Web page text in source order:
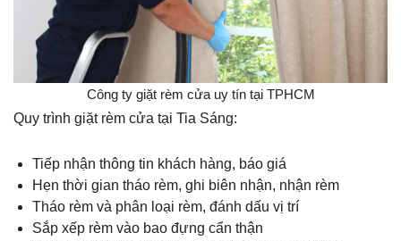
Công ty giặt rèm cửa uy tín tại TPHCM
Quy trình giặt rèm cửa tại Tia Sáng:
Tiếp nhận thông tin khách hàng, báo giá
Hẹn thời gian tháo rèm, ghi biên nhận, nhận rèm
Tháo rèm và phân loại rèm, đánh dấu vị trí
Sắp xếp rèm vào bao đựng cẩn thận